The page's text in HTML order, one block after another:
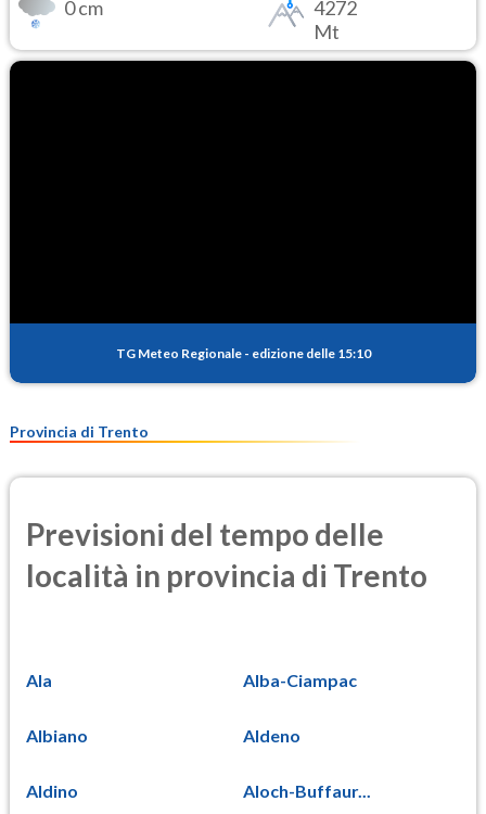
0 cm
4272
Mt
TG Meteo Regionale - edizione delle 15:10
Provincia di Trento
Previsioni del tempo delle
località in provincia di Trento
Ala Alba-Ciampac
Albiano Aldeno
Aldino Aloch-Buffaur...